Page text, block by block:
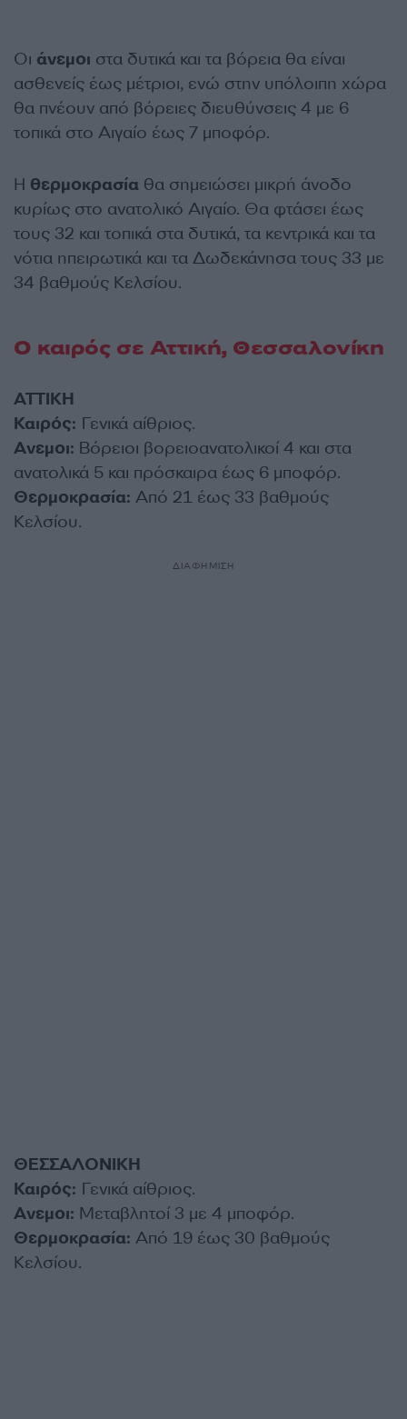
Οι άνεμοι στα δυτικά και τα βόρεια θα είναι
ασθενείς έως μέτριοι, ενώ στην υπόλοιπη χώρα
θα πνέουν από βόρειες διευθύνσεις 4 με 6
τοπικά στο Αιγαίο έως 7 μποφόρ.
Η θερμοκρασία θα σημειώσει μικρή άνοδο
κυρίως στο ανατολικό Αιγαίο. Θα φτάσει έως
τους 32 και τοπικά στα δυτικά, τα κεντρικά και τα
νότια ηπειρωτικά και τα Δωδεκάνησα τους 33 με
34 βαθμούς Κελσίου.
Ο καιρός σε Αττική, Θεσσαλονίκη
ΑΤΤΙΚΗ
Καιρός: Γενικά αίθριος.
Ανεμοι: Βόρειοι βορειοανατολικοί 4 και στα
ανατολικά 5 και πρόσκαιρα έως 6 μποφόρ.
Θερμοκρασία: Από 21 έως 33 βαθμούς
Κελσίου.
ΔΙΑΦΗΜΙΣΗ
ΘΕΣΣΑΛΟΝΙΚΗ
Καιρός: Γενικά αίθριος.
Ανεμοι: Μεταβλητοί 3 με 4 μποφόρ.
Θερμοκρασία: Από 19 έως 30 βαθμούς
Κελσίου.